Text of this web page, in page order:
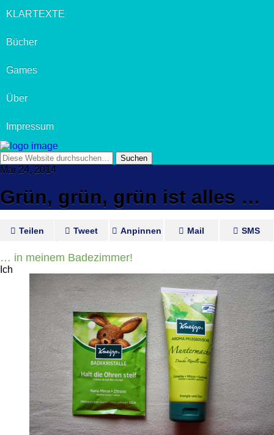
KLARTEXTE
Bücher
Games
Über
Impressum
Mai 24, 2014
Grün, grün, grün ist alles …
Teilen Tweet Anpinnen Mail SMS
… in meinem Badezimmer!
Ich